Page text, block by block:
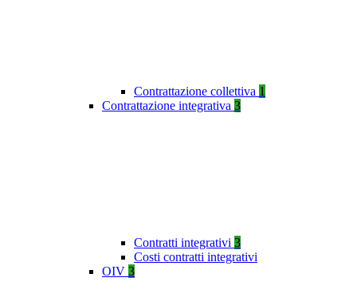
Contrattazione collettiva 1
Contrattazione integrativa 3
Contratti integrativi 3
Costi contratti integrativi
OIV 3